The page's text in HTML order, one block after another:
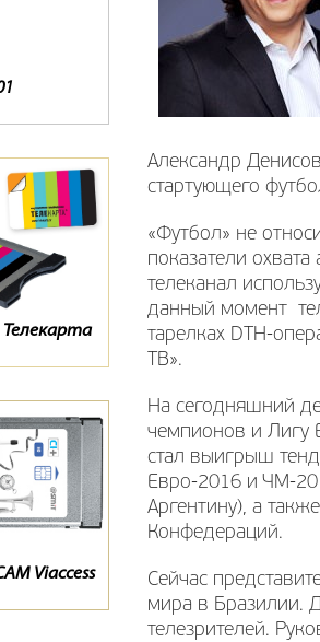
1CR
Телекарта
Viaccess
Александр
стартующего
«Футбол» не
показатели
телеканал
данный момент
тарелках DTH-
ТВ».
На сегодняшний
чемпионов и Лигу
стал выигрыш
Евро-2016 и ЧМ-
Аргентину), а
Конфедераций.
Сейчас
мира в Бразилии.
телезрителей.